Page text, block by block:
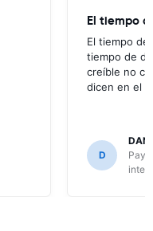
El tiempo
El tiempo
tiempo de
creíble no
dicen en el
D